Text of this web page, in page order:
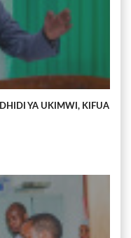
YA UKIMWI, KIFUA